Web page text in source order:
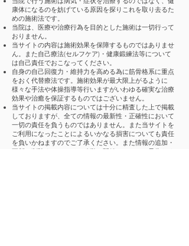
康体になるのを妨げている原因を探りこれを取り去るた
めの施術法です。
当院は、医療や治療行為を目的とした施術は一切行って
おりません。
当サイトの内容は施術効果を保障するものではありませ
ん。また自己療法(セルフケア)・健康鍛練法等について
は自己責任でおこなってください。
自身の自己回復力・維持力を高める為に筋骨格系に重点
をおく代替療法です。施術効果が最大限上がるように
様々な手法や体操指導等行いますがいわゆる確実な治療
効果や治癒を保証するものではございません。
当サイトの掲載内容については十分に精査した上で掲載
しておりますが、全ての情報の最新性・正確性において
一切の責任を負うものではありません。また当サイトを
ご利用になったことによるいかなる損害についても責任
を負いかねますのでご了承ください。また情報の追加・
更新・削除またはサイト移動・閉鎖については予告なく